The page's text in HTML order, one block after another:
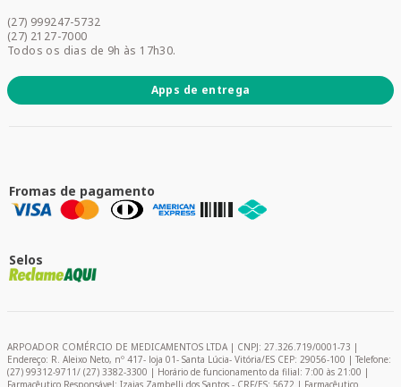
Promoções
(27) 999247-5732
(27) 2127-7000
Todos os dias de 9h às 17h30.
Apps de entrega
Fromas de pagamento
Selos
ARPOADOR COMÉRCIO DE MEDICAMENTOS LTDA | CNPJ: 27.326.719/0001-73 |
Endereço: R. Aleixo Neto, nº 417- loja 01- Santa Lúcia- Vitória/ES CEP: 29056-100 | Telefone:
(27) 99312-9711/ (27) 3382-3300 | Horário de funcionamento da filial: 7:00 às 21:00 |